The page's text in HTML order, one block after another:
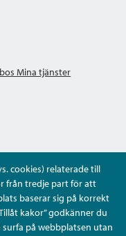
cookies) relaterade till
från tredje part för att
baserar sig på korrekt
kakor” godkänner du
på webbplatsen utan
Mina tjänster